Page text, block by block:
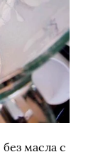
масла с